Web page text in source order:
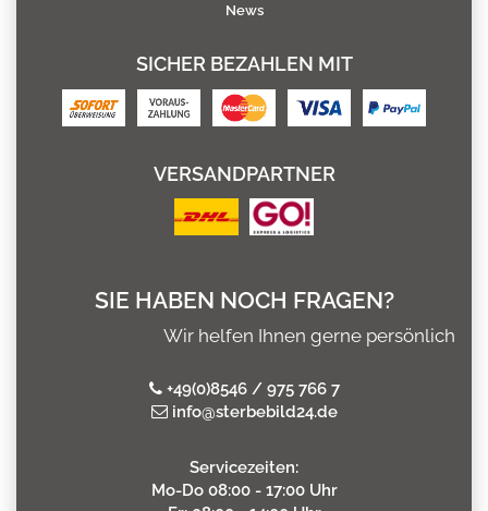
News
SICHER BEZAHLEN MIT
VERSANDPARTNER
SIE HABEN NOCH FRAGEN?
Wir helfen Ihnen gerne persönlich
+49(0)8546 / 975 766 7
info@sterbebild24.de
Servicezeiten:
Mo-Do 08:00 - 17:00 Uhr